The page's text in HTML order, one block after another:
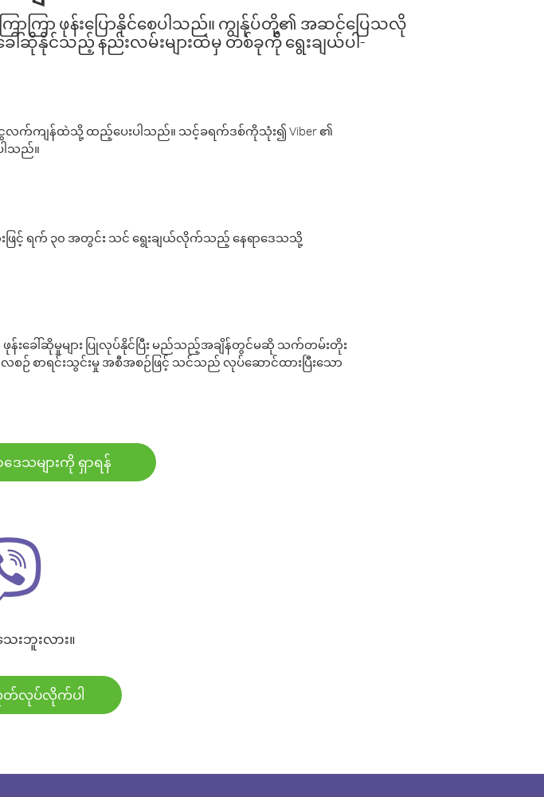
ာကြာ ဖုန်းပြောနိုင်စေပါသည်။ ကျွန်ုပ်တို့၏ အဆင်ပြေသလို
ေါ်ဆိုနိုင်သည့် နည်းလမ်းများထဲမှ တစ်ခုကို ရွေးချယ်ပါ-
လက်ကျန်ထဲသို့ ထည့်ပေးပါသည်။ သင့်ခရက်ဒစ်ကိုသုံး၍ Viber ၏
ါသည်။
ဖြင့် ရက် ၃၀ အတွင်း သင် ရွေးချယ်လိုက်သည့် နေရာဒေသသို့
ဖုန်းခေါ်ဆိုမှုများ ပြုလုပ်နိုင်ပြီး မည်သည့်အချိန်တွင်မဆို သက်တမ်းတိုး
စာရင်းသွင်းမှု အစီအစဉ်ဖြင့် သင်သည် လုပ်ဆောင်ထားပြီးသော
ေသများကို ရှာရန်
ေးဘူးလား။
လုတ်လုပ်လိုက်ပါ